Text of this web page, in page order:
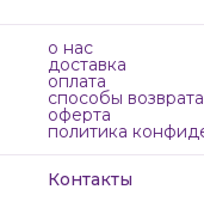
о нас
доставка
оплата
способы возврата
оферта
политика
Контакты